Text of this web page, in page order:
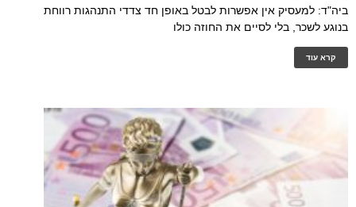
ביה"ד: למעסיק אין אפשרות לבטל באופן חד צדדי התנהגות רווחת
בנוגע לשכר, בלי לסיים את החוזה כולו
קרא עוד